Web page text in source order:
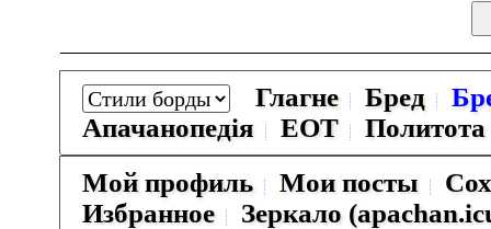
Глагне Бред
Апачанопедiя
ЕОТ
Политота
Мой профиль
Мои посты
Избранное
Зеркало